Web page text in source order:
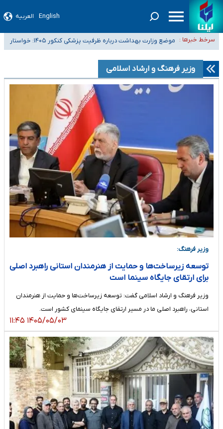
English العربیه
سرخط خبرها :
۴۰ تا ۵۰ روز گرمای نسبی در پیش داریم/ دمای تهران به ۳۸ درجه می‌رسد
موضع وزارت بهداشت درباره ظرفیت پزشکی کنکور ۱۴۰۵: خواستار
اصلاح ظرفیت‌ها هستیم، اما هنوز پاسخ مشخصی نگرفته‌ایم
تعویق آزمون ورودی دکترای تخصصی فرماندهی صحنه عملیات و دکترای
تخصصی جغرافیای نظامی دافوس آجا
خبرنگاران راویان حقیقت با دغدغه نان، مسکن و بیمه
آخرین وضعیت شیوع عفونت‌های تنفسی در کشور/ خوزستان و کرمان بالاتر از
آستانه هشدار
وزیر فرهنگ و ارشاد اسلامی
وزیر فرهنگ:
توسعه زیرساخت‌ها و حمایت از هنرمندان استانی راهبرد اصلی
برای ارتقای جایگاه سینما است
وزیر فرهنگ و ارشاد اسلامی گفت: توسعه زیرساخت‌ها و حمایت از هنرمندان
استانی، راهبرد اصلی ما در مسیر ارتقای جایگاه سینمای کشور است.
۱۴۰۵/۰۵/۰۳ ۱۱:۴۵